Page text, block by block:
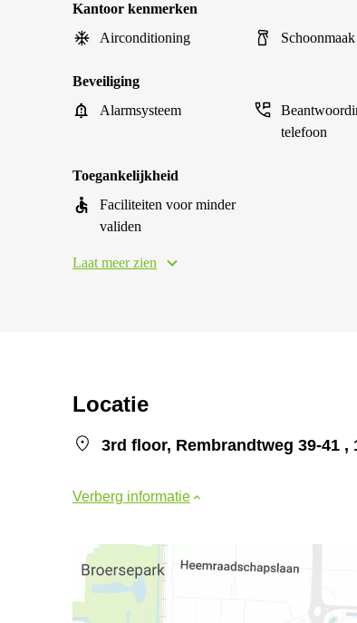
Kantoor kenmerken
Airconditioning
Schoonmaak
Beveiliging
Alarmsysteem
telefoon
Toegankelijkheid
Faciliteiten voor minder
validen
Laat meer zien
Locatie
3rd floor, Rembrandtweg 39-41 ,
Verberg informatie